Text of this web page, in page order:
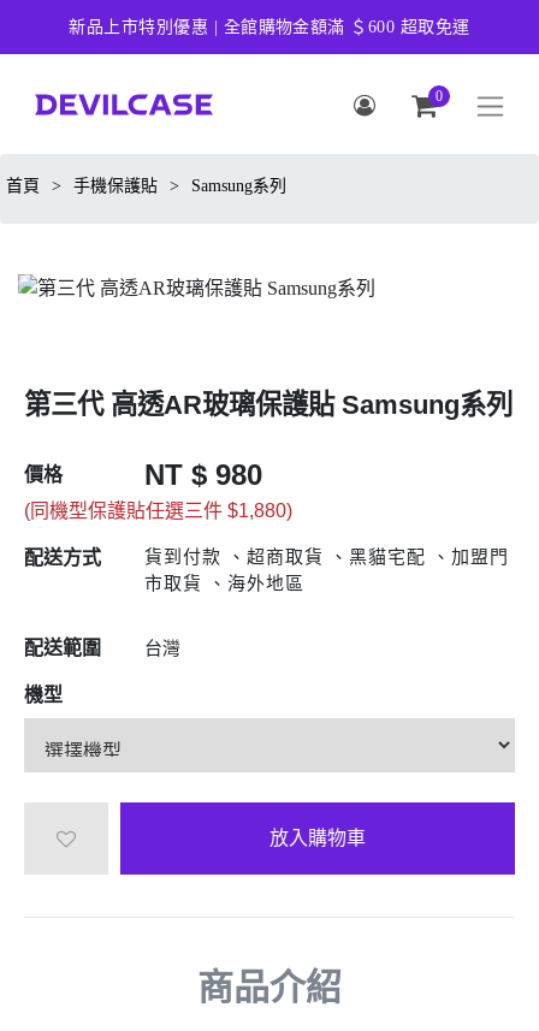
新品上市特別優惠 | 全館購物金額滿 ＄600 超取免運
0
首頁 > 手機保護貼 > Samsung系列
第三代 高透AR玻璃保護貼 Samsung系列
價格 NT $ 980
(同機型保護貼任選三件 $1,880)
配送方式
貨到付款 、超商取貨 、黑貓宅配 、加盟門
市取貨 、海外地區
配送範圍 台灣
機型
放入購物車
商品介紹